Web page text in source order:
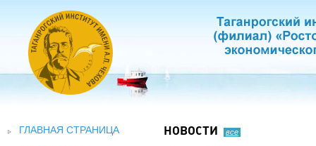
ГЛАВНАЯ СТРАНИЦА
НОВОСТИ все